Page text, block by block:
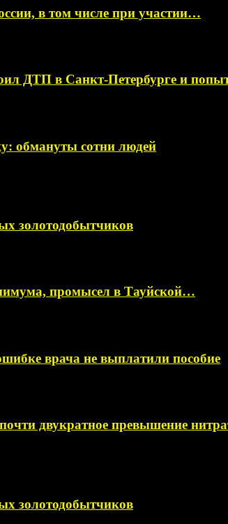
в том числе при участии…
ДТП в Санкт-Петербурге и
обмануты сотни людей
золотодобытчиков
промысел в Тауйской…
врача не выплатили пособие
двукратное превышение
золотодобытчиков